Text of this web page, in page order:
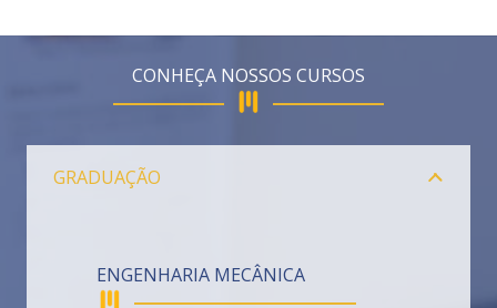
CONHEÇA NOSSOS CURSOS
GRADUAÇÃO
ENGENHARIA MECÂNICA